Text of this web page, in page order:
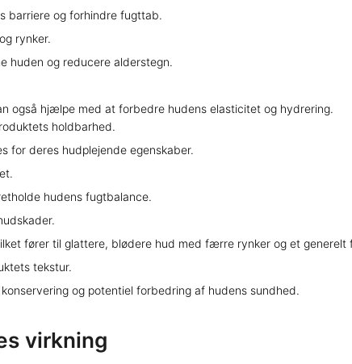
barriere og forhindre fugttab.
rynker.
huden og reducere alderstegn.
også hjælpe med at forbedre hudens elasticitet og hydrering.
holdbarhed.
for deres hudplejende egenskaber.
hudens fugtbalance.
fører til glattere, blødere hud med færre rynker og et generelt
tekstur.
og potentiel forbedring af hudens sundhed.
virkning